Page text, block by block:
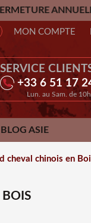
ANNUELLE: Nous
SERVICE
+33 6 51 17
Lun. au Sam. de
MON COMPTE
BLOG ASIE
cheval chinois en